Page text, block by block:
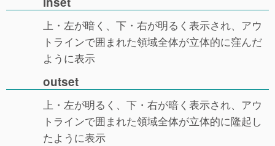
上・左が暗く、下・右が明るく表示され、アウ
トラインで囲まれた領域全体が立体的に窪んだ
ように表示
outset
上・左が明るく、下・右が暗く表示され、アウ
トラインで囲まれた領域全体が立体的に隆起し
たように表示